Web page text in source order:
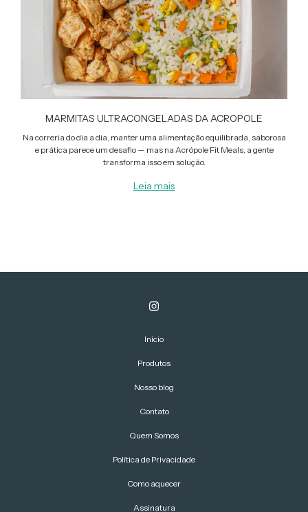
MARMITAS ULTRACONGELADAS DA ACROPOLE
Na correria do dia a dia, manter uma alimentação equilibrada, saborosa
e prática parece um desafio — mas na Acrópole Fit Meals, a gente
transforma isso em solução.
Leia mais
Início
Produtos
Nosso blog
Contato
Quem Somos
Política de Privacidade
Como aquecer
Assinatura